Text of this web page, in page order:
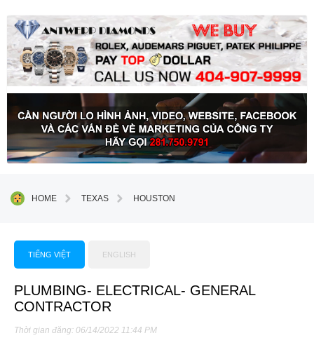
HOME TEXAS HOUSTON
TIẾNG VIỆT ENGLISH
PLUMBING- ELECTRICAL- GENERAL
CONTRACTOR
Thời gian đăng: 06/14/2022 11:44 PM